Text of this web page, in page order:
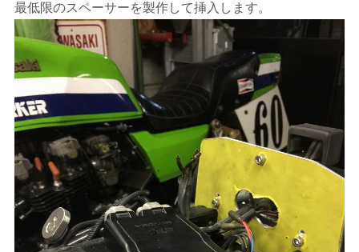
最低限のスペーサーを製作して挿入します。